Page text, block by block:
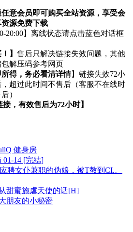
任意会员即可购买全站资源，享受会
源免费下载
20:00】离线状态请点击蓝色对话框
】 售后只解决链接失效问题，其他
解压码参考网页
得，务必看清详情】链接失效72小
超过此时间不售后（客服不在线时
）
接，有效售后为72小时】
健身房
01-14 [完結]
聘女仆兼职的伪娘，被T教到CI.。
甜蜜施虐天使的话[H]
朋友的小秘密